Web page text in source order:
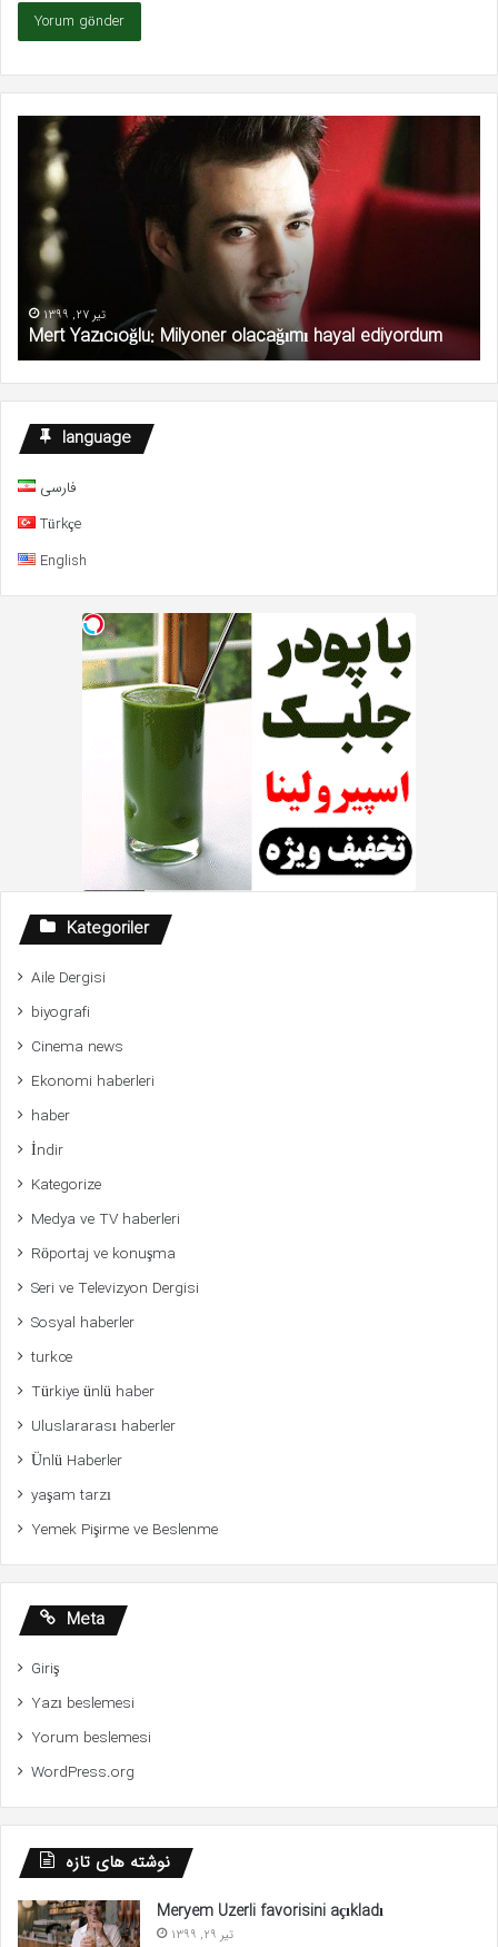
Mert
Yazıcıoğlu:
Milyoner
olacağımı
hayal
ediyordum
تیر 27, 1399
Mert Yazıcıoğlu: Milyoner olacağımı hayal ediyordum
language
فارسی
Türkçe
English
Kategoriler
Aile Dergisi
biyografi
Cinema news
Ekonomi haberleri
haber
İndir
Kategorize
Medya ve TV haberleri
Röportaj ve konuşma
Seri ve Televizyon Dergisi
Sosyal haberler
turkce
Türkiye ünlü haber
Uluslararası haberler
Ünlü Haberler
yaşam tarzı
Yemek Pişirme ve Beslenme
Meta
Giriş
Yazı beslemesi
Yorum beslemesi
WordPress.org
نوشته های تازه
Meryem Uzerli favorisini açıkladı
تیر 29, 1399